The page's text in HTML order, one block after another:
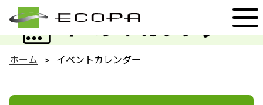
イベントカレンダー
EVENT
ホーム イベントカレンダー